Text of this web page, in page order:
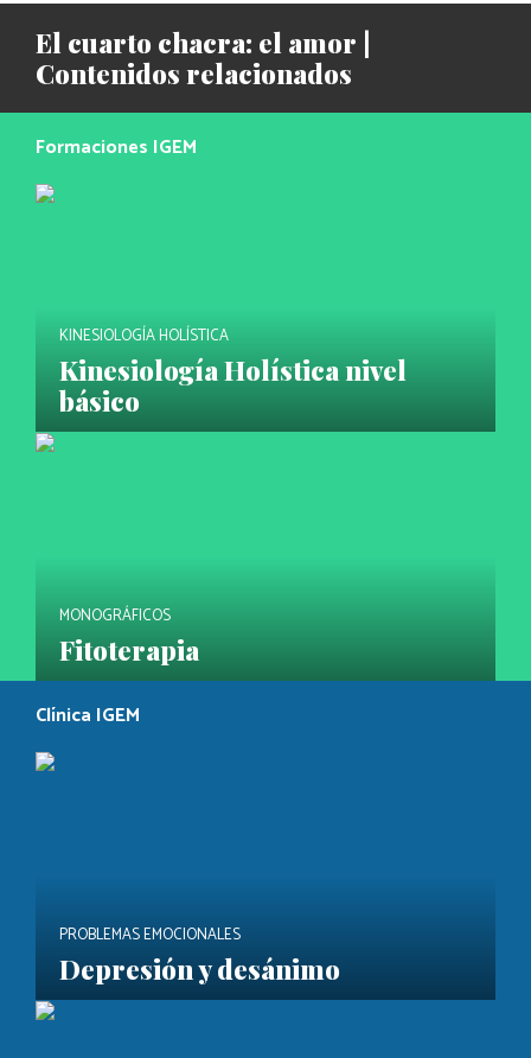
El cuarto chacra: el amor |
Contenidos relacionados
Formaciones IGEM
KINESIOLOGÍA HOLÍSTICA
Kinesiología Holística nivel
básico
MONOGRÁFICOS
Fitoterapia
Clínica IGEM
PROBLEMAS EMOCIONALES
Depresión y desánimo